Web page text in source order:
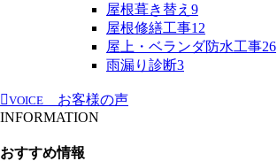
屋根葺き替え 9
屋根修繕工事12
屋上・ベランダ防水工事26
雨漏り診断3
VOICE
お客様の声
INFORMATION
おすすめ情報